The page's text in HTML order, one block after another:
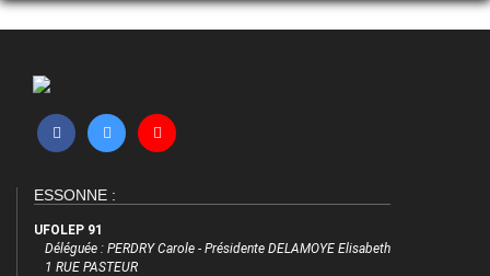
ESSONNE :
UFOLEP 91
Déléguée : PERDRY Carole - Présidente DELAMOYE Elisabeth
1 RUE PASTEUR